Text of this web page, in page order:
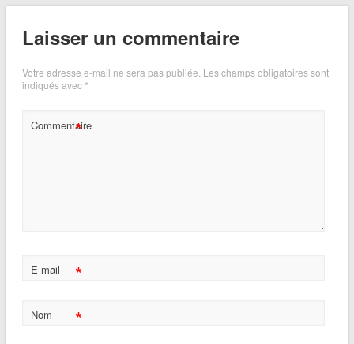
Laisser un commentaire
Votre adresse e-mail ne sera pas publiée. Les champs obligatoires sont
indiqués avec*
Commentaire
*
E-mail *
Nom *